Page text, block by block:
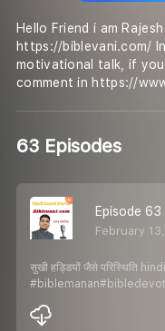
Hello Friend i am
https://biblevani.com/
motivational talk, if
comment in https://
63 Episodes
Episode 63
February
सुखी हड्डियों जैसे परिस्थिति